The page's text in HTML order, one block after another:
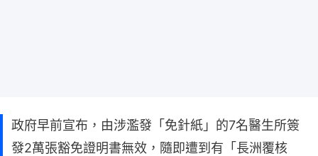
政府早前宣布，由涉濫發「免針紙」的7名醫生所簽
發2萬張豁免證明書無效，隨即遭到有「長洲覆核